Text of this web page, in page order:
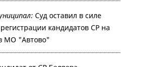
Суд оставил в силе
кандидатов СР на
МО "Автово"